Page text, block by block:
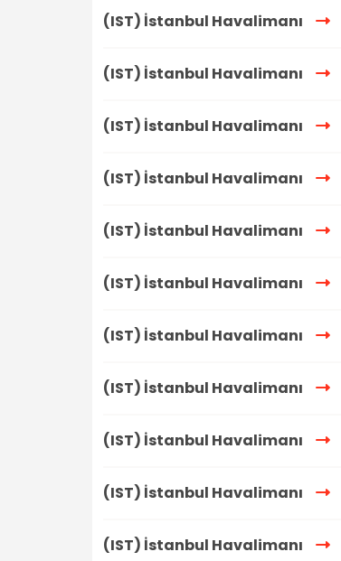
(IST) İstanbul Havalimanı
(IST) İstanbul Havalimanı
(IST) İstanbul Havalimanı
(IST) İstanbul Havalimanı
(IST) İstanbul Havalimanı
(IST) İstanbul Havalimanı
(IST) İstanbul Havalimanı
(IST) İstanbul Havalimanı
(IST) İstanbul Havalimanı
(IST) İstanbul Havalimanı
(IST) İstanbul Havalimanı